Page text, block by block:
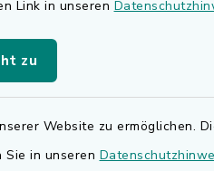
Link in unseren
zu
Website zu ermöglichen.
in unseren
wenden Sie